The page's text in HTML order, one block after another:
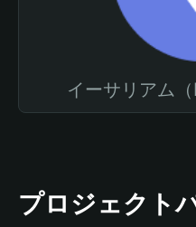
イーサリアム
プロジェクト